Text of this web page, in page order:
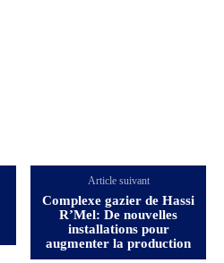
Article suivant
Complexe gazier de Hassi
R’Mel: De nouvelles
installations pour
augmenter la production